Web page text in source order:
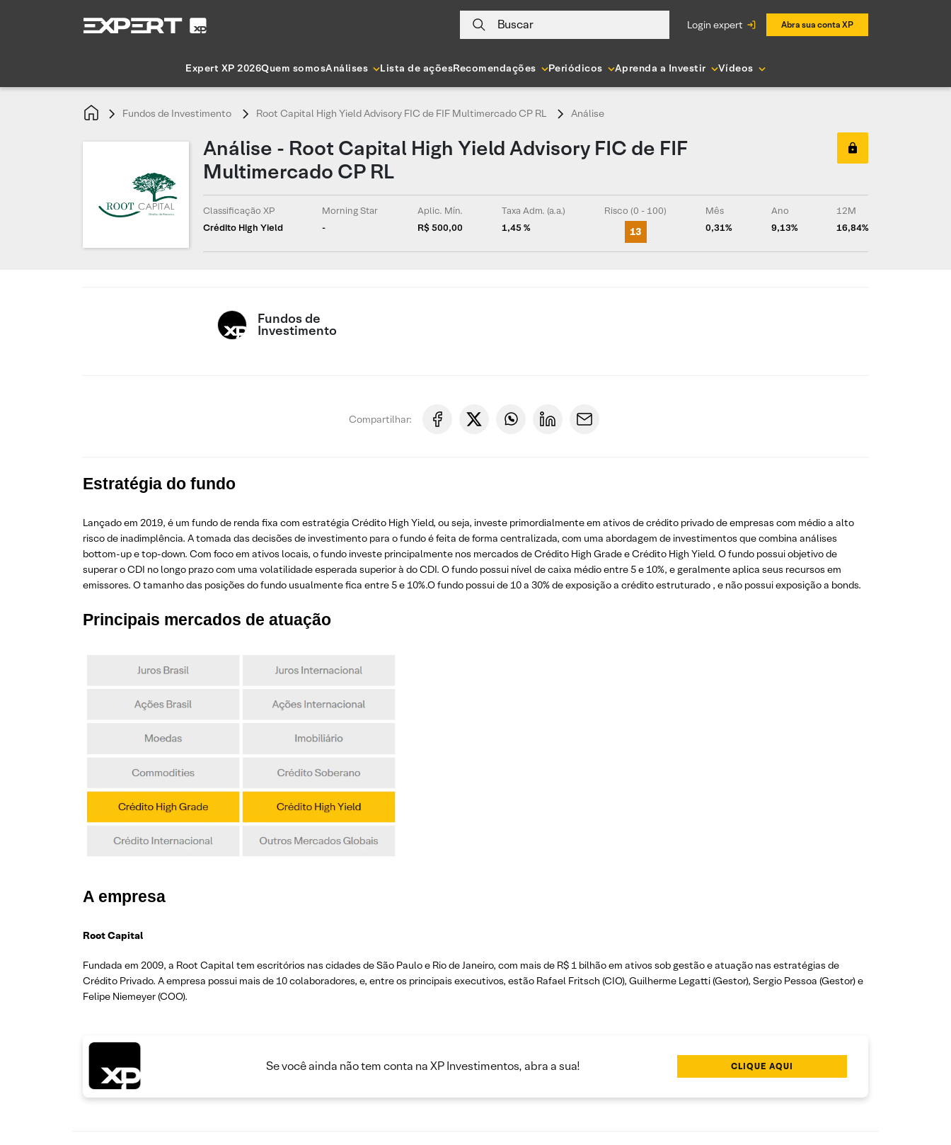
Buscar login expert Abra sua conta XP
Expert XP 2026Quem somosAnálises Lista de açõesRecomendações Periódicos Aprenda a Investir Vídeos
Fundos de Investimento Root Capital High Yield Advisory FIC de FIF Multimercado CP RL Análise
Análise - Root Capital High Yield Advisory FIC de FIF
Multimercado CP RL
Classificação XP
Crédito High Yield
Morning Star
-
Aplic. Mín.
R$ 500,00
Taxa Adm. (a.a.)
1,45 %
Risco (0 - 100)
13
Mês
0,31%
Ano
9,13%
12M
16,84%
Fundos de
Investimento
Compartilhar:
Estratégia do fundo
Lançado em 2019, é um fundo de renda fixa com estratégia Crédito High Yield, ou seja, investe primordialmente em ativos de crédito privado de empresas com médio a alto
risco de inadimplência. A tomada das decisões de investimento para o fundo é feita de forma centralizada, com uma abordagem de investimentos que combina análises
bottom-up e top-down. Com foco em ativos locais, o fundo investe principalmente nos mercados de Crédito High Grade e Crédito High Yield. O fundo possui objetivo de
superar o CDI no longo prazo com uma volatilidade esperada superior à do CDI. O fundo possui nível de caixa médio entre 5 e 10%, e geralmente aplica seus recursos em
emissores. O tamanho das posições do fundo usualmente fica entre 5 e 10%.O fundo possui de 10 a 30% de exposição a crédito estruturado , e não possui exposição a bonds.
Principais mercados de atuação
A empresa
Root Capital
Fundada em 2009, a Root Capital tem escritórios nas cidades de São Paulo e Rio de Janeiro, com mais de R$ 1 bilhão em ativos sob gestão e atuação nas estratégias de
Crédito Privado. A empresa possui mais de 10 colaboradores, e, entre os principais executivos, estão Rafael Fritsch (CIO), Guilherme Legatti (Gestor), Sergio Pessoa (Gestor) e
Felipe Niemeyer (COO).
Se você ainda não tem conta na XP Investimentos, abra a sua! CLIQUE AQUI